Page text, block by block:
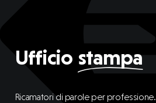
Ufficio stampa
Ricamatori di parole per professione.